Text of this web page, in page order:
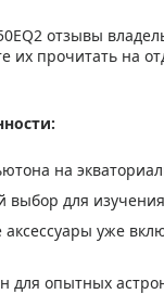
отзывы
их прочитать на
на
для изучения
уже
для опытных